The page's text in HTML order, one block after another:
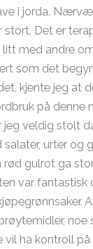
i jorda.
stort. Det er
litt med andre
som det
kjente jeg at
på denne
jeg veldig stolt
urter og
gulrot ga
var fantastisk
noe
vil ha kontroll på